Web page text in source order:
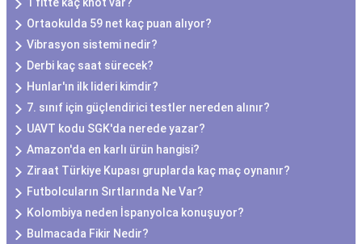
Ortaokulda 59 net kaç puan alıyor?
Vibrasyon sistemi nedir?
Derbi kaç saat sürecek?
Hunlar'ın ilk lideri kimdir?
7. sınıf için güçlendirici testler nereden alınır?
UAVT kodu SGK'da nerede yazar?
Amazon'da en karlı ürün hangisi?
Ziraat Türkiye Kupası gruplarda kaç maç oynanır?
Futbolcuların Sırtlarında Ne Var?
Kolombiya neden İspanyolca konuşuyor?
Bulmacada Fikir Nedir?